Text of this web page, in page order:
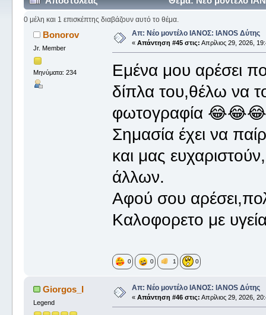
0 μέλη και 1 επισκέπτης διαβάζουν αυτό το θέμα.
Bonorov
Jr. Member
Μηνύματα: 234
Απ: Νέο μοντέλο ΙΑΝΟΣ: IANOS Δύτης
« Απάντηση #45 στις: Απρίλιος 29, 2026,
Εμένα μου αρέσει
δίπλα του,θέλω να
φωτογραφία
Σημασία έχει να
και μας
άλλων.
Αφού σου
Καλοφορετο με
0 0 1 0
Giorgos_I
Legend
Απ: Νέο μοντέλο ΙΑΝΟΣ: IANOS Δύτης
« Απάντηση #46 στις: Απρίλιος 29, 2026,